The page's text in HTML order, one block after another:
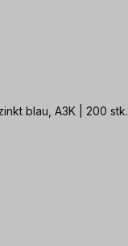
| verzinkt blau, A3K | 200 stk.